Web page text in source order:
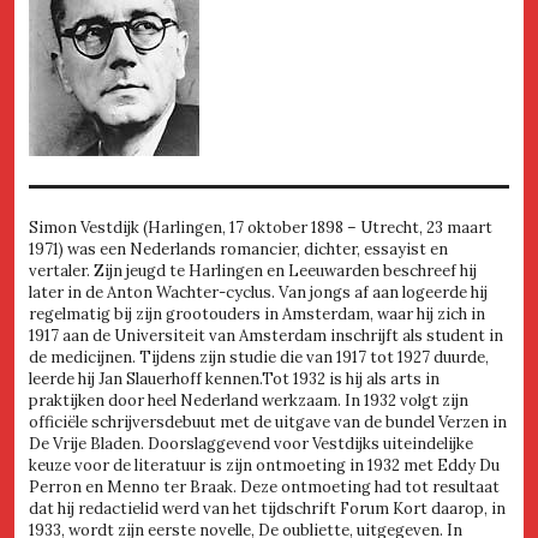
Simon Vestdijk (Harlingen, 17 oktober 1898 – Utrecht, 23 maart
1971) was een Nederlands romancier, dichter, essayist en
vertaler. Zijn jeugd te Harlingen en Leeuwarden beschreef hij
later in de Anton Wachter-cyclus. Van jongs af aan logeerde hij
regelmatig bij zijn grootouders in Amsterdam, waar hij zich in
1917 aan de Universiteit van Amsterdam inschrijft als student in
de medicijnen. Tijdens zijn studie die van 1917 tot 1927 duurde,
leerde hij Jan Slauerhoff kennen.Tot 1932 is hij als arts in
praktijken door heel Nederland werkzaam. In 1932 volgt zijn
officiële schrijversdebuut met de uitgave van de bundel Verzen in
De Vrije Bladen. Doorslaggevend voor Vestdijks uiteindelijke
keuze voor de literatuur is zijn ontmoeting in 1932 met Eddy Du
Perron en Menno ter Braak. Deze ontmoeting had tot resultaat
dat hij redactielid werd van het tijdschrift Forum Kort daarop, in
1933, wordt zijn eerste novelle, De oubliette, uitgegeven. In